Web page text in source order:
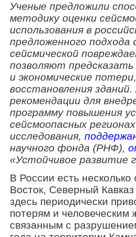
Ученые предложили
методику оценки
использования в
предложенного
сейсмической
позволяют
и экономические
восстановления
рекомендации для
программу повышения
сейсмоопасных
исследования,
научного фонда (РНФ),
«Устойчивое развитие
В России есть
Восток, Северный
здесь периодически
потерям и
связанным с